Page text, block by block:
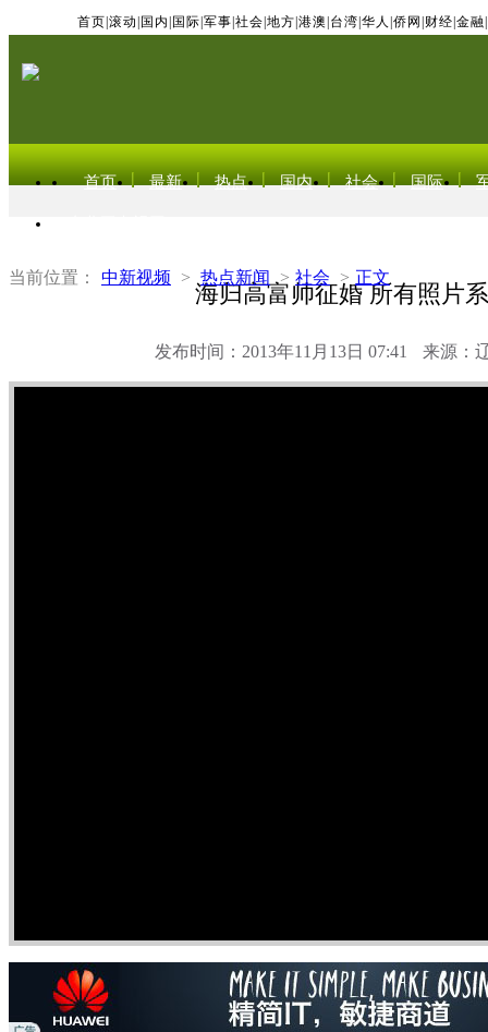
首页 滚动 国内 国际 军事 社会 地方 港澳 台湾 华人 侨网 财经 金融
首页 最新 热点 国内 社会 国际
当前位置： 中新视频 > 热点新闻 > 社会 > 正文
海归高富帅征婚 所有照片
发布时间：2013年11月13日 07:41 来源：